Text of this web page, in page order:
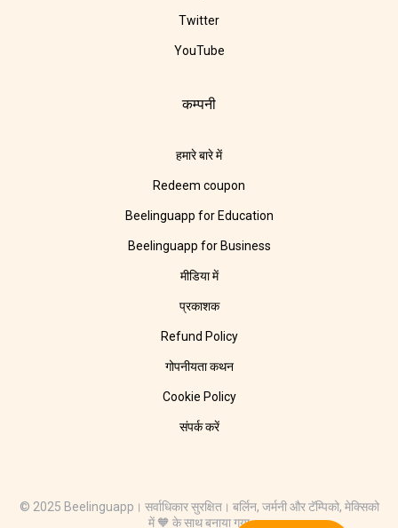
Twitter
YouTube
कम्पनी
हमारे बारे में
Redeem coupon
Beelinguapp for Education
Beelinguapp for Business
मीडिया में
प्रकाशक
Refund Policy
गोपनीयता कथन
Cookie Policy
संपर्क करें
© 2025 Beelinguapp। सर्वाधिकार सुरक्षित। बर्लिन, जर्मनी और टॅम्पिको, मेक्सिको
में 🧡 के साथ बनाया गया